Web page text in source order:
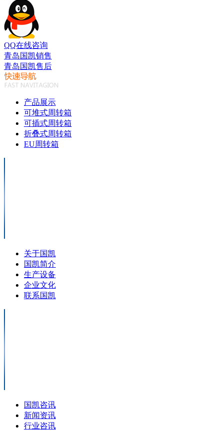
QQ在线咨询
青岛国凯销售
青岛国凯售后
产品展示
可堆式周转箱
可插式周转箱
折叠式周转箱
EU周转箱
关于国凯
国凯简介
生产设备
企业文化
联系国凯
国凯咨讯
新闻资讯
行业咨讯